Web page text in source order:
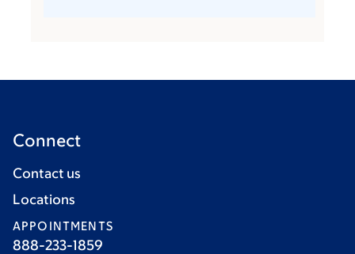
Connect
Contact us
Locations
APPOINTMENTS
888-233-1859